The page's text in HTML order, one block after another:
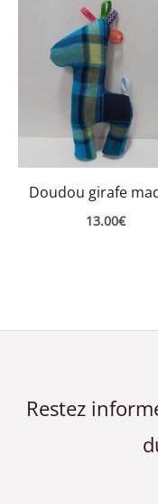
Doudou girafe
13.00€
Restez